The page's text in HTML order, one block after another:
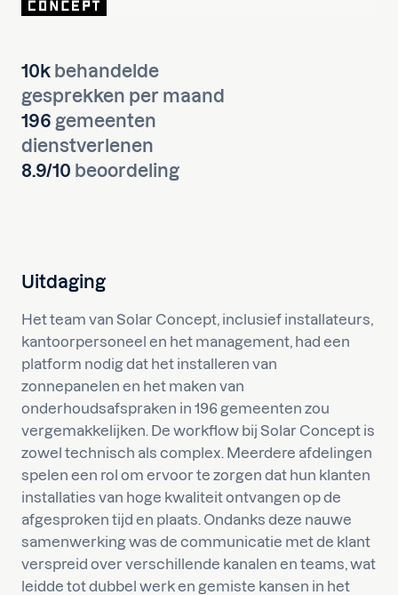
10k behandelde
gesprekken per maand
196 gemeenten
dienstverlenen
8.9/10 beoordeling
Uitdaging
Het team van Solar Concept, inclusief installateurs,
kantoorpersoneel en het management, had een
platform nodig dat het installeren van
zonnepanelen en het maken van
onderhoudsafspraken in 196 gemeenten zou
vergemakkelijken. De workflow bij Solar Concept is
zowel technisch als complex. Meerdere afdelingen
spelen een rol om ervoor te zorgen dat hun klanten
installaties van hoge kwaliteit ontvangen op de
afgesproken tijd en plaats. Ondanks deze nauwe
samenwerking was de communicatie met de klant
verspreid over verschillende kanalen en teams, wat
leidde tot dubbel werk en gemiste kansen in het